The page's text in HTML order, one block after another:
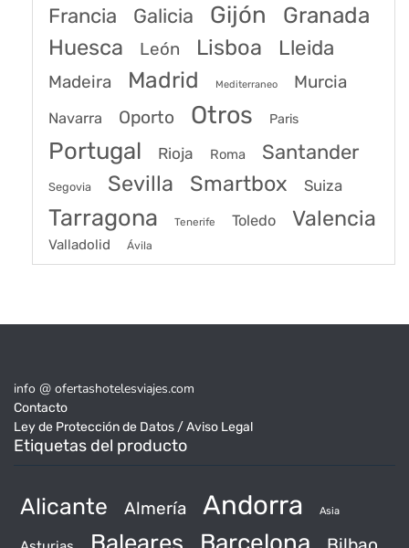
Francia Galicia Gijón Granada
Huesca León Lisboa Lleida
Madeira Madrid Mediterraneo Murcia
Navarra Oporto Otros Paris
Portugal Rioja Roma Santander
Segovia Sevilla Smartbox Suiza
Tarragona Tenerife Toledo Valencia
Valladolid Ávila
info @ ofertashotelesviajes.com
Contacto
Ley de Protección de Datos / Aviso Legal
Etiquetas del producto
Alicante Almería Andorra Asia